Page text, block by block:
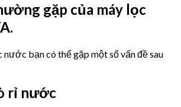
gặp của máy lọc
nước bạn có thể gặp một số vấn đề sau
rỉ nước